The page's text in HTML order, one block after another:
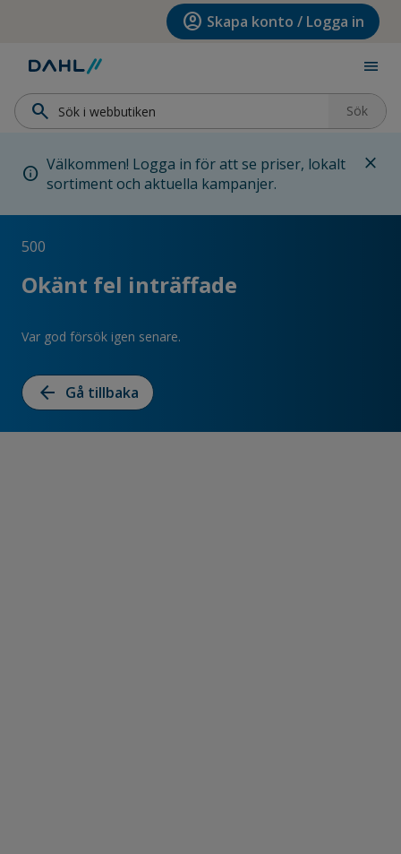
Hoppa till huvudinnehållet account_circle Skapa konto / Logga in
menu
search Sök
info Välkommen! Logga in för att se priser, lokalt
sortiment och aktuella kampanjer.
close
500
Okänt fel inträffade
Var god försök igen senare.
arrow_back Gå tillbaka